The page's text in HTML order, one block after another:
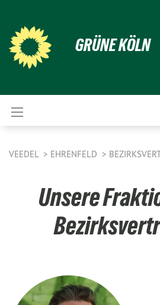
GRÜNE KÖLN
VEEDEL EHRENFELD
Unsere